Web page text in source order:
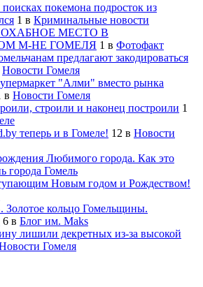
покемона подросток из
1 в Криминальные новости
МЕСТО В
М-НЕ ГОМЕЛЯ 1 в Фотофакт
предлагают закодироваться
Новости Гомеля
"Алми" вместо рынка
в Новости Гомеля
строили и наконец построили 1
теперь и в Гомеле! 12 в Новости
Любимого города. Как это
города Гомель
Новым годом и Рождеством!
кольцо Гомельщины.
6 в Блог им. Maks
лишили декретных из-за высокой
Гомеля